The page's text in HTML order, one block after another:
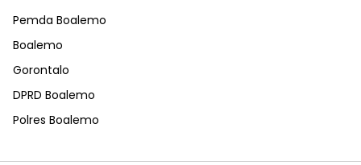
Pemda Boalemo
Boalemo
Gorontalo
DPRD Boalemo
Polres Boalemo